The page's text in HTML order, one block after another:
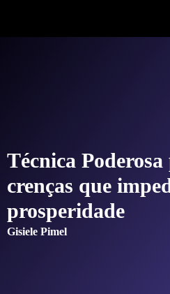
Técnica
crenças que
prosperidade
Gisiele Pimel